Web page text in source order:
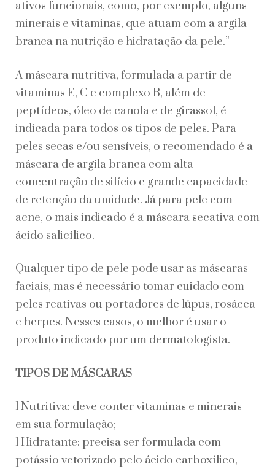
ativos funcionais, como, por exemplo, alguns
minerais e vitaminas, que atuam com a argila
branca na nutrição e hidratação da pele.”
A máscara nutritiva, formulada a partir de
vitaminas E, C e complexo B, além de
peptídeos, óleo de canola e de girassol, é
indicada para todos os tipos de peles. Para
peles secas e/ou sensíveis, o recomendado é a
máscara de argila branca com alta
concentração de silício e grande capacidade
de retenção da umidade. Já para pele com
acne, o mais indicado é a máscara secativa com
ácido salicílico.
Qualquer tipo de pele pode usar as máscaras
faciais, mas é necessário tomar cuidado com
peles reativas ou portadores de lúpus, rosácea
e herpes. Nesses casos, o melhor é usar o
produto indicado por um dermatologista.
TIPOS DE MÁSCARAS
l Nutritiva: deve conter vitaminas e minerais
em sua formulação;
l Hidratante: precisa ser formulada com
potássio vetorizado pelo ácido carboxílico,